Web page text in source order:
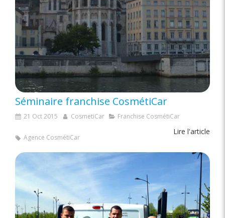
Séminaire franchise CosmétiCar
21 Oct 2015 CosmetiCar Franchise CosmétiCar
Lire l'article
Agence CosmétiCar